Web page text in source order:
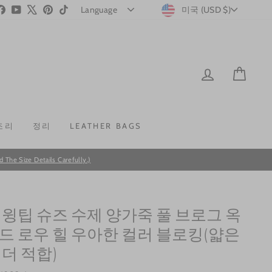
FacebookYouTube Pinterest
TikTok 미국 (USD $)
LOG IN
리 정리 LEATHER BAGS
Size Details Carefully.)
팁 슈즈 수제 양가죽 풀 브로그 옥
로우 힐 우아한 컬러 블로킹(얇은
적합)